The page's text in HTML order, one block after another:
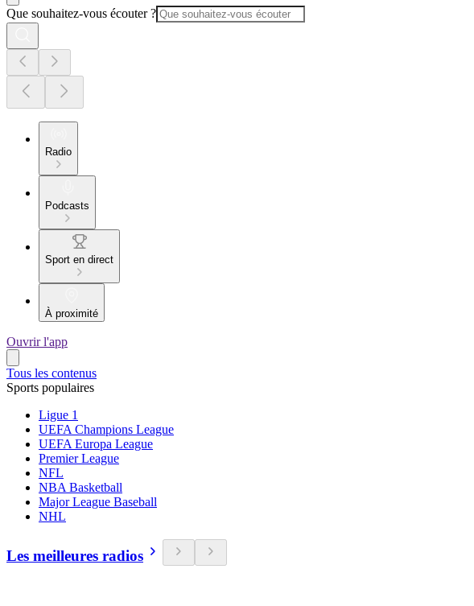
Que souhaitez-vous écouter ?
Radio
Podcasts
Sport en direct
À proximité
Ouvrir l'app
Tous les contenus
Sports populaires
Ligue 1
UEFA Champions League
UEFA Europa League
Premier League
NFL
NBA Basketball
Major League Baseball
NHL
Les meilleures radios